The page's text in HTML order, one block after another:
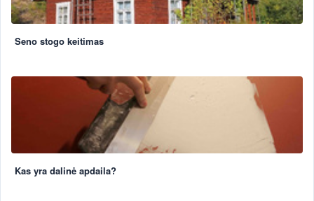
Seno stogo keitimas
Kas yra dalinė apdaila?